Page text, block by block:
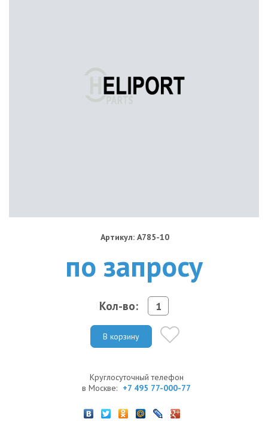
Артикул: A785-10
по запросу
Кол-во:
В корзину
Круглосуточный телефон
в Москве: +7 495 77-000-77